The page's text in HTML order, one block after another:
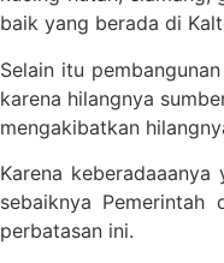
baik yang berada di
Selain itu
karena hilangnya
mengakibatkan
Karena
sebaiknya
perbatasan ini.